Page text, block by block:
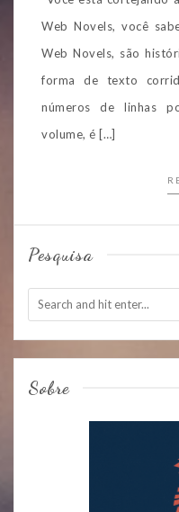
Web Novels, você
Web Novels, são
forma de texto
números de linhas
volume, é […]
Pesquisa
Sobre